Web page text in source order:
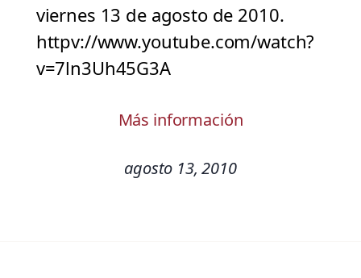
viernes 13 de agosto de 2010.
httpv://www.youtube.com/watch?
v=7ln3Uh45G3A
Más información
agosto 13, 2010